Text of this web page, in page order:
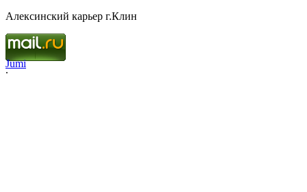
Алексинский карьер г.Клин
Jumi
.